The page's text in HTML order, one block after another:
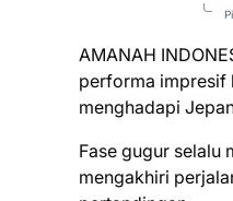
AMANAH
performa impresif
menghadapi
Fase gugur selalu
mengakhiri